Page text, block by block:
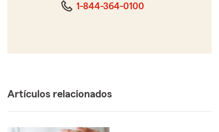
1-844-364-0100
Artículos relacionados